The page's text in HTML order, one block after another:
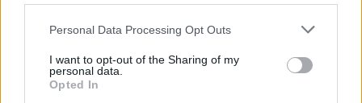
This information may also be disclosed by us to third parties
disclose it to other third parties.
Please note that this website/app uses one or more Google
Personal Data Processing Opt Outs
I want to opt-out of the Sharing of my
personal data.
Opted In